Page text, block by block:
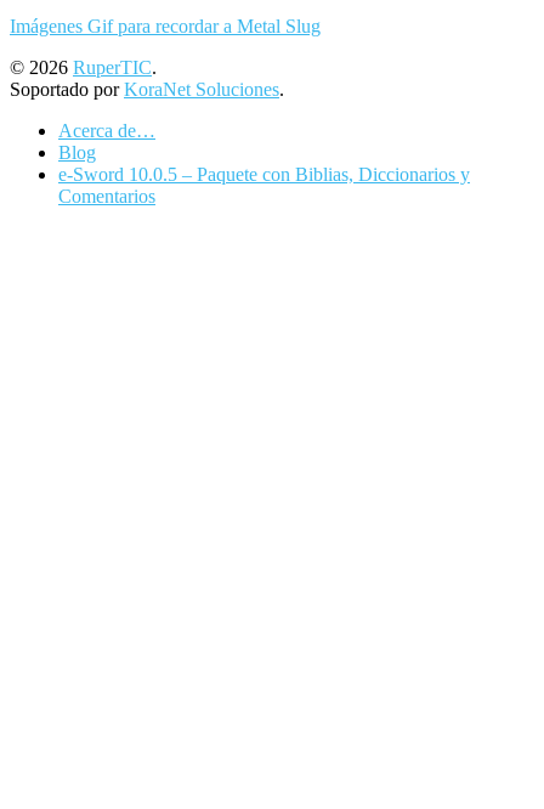
Imágenes Gif para recordar a Metal Slug
© 2026 RuperTIC.
Soportado porKoraNet Soluciones.
Acerca de…
Blog
e-Sword 10.0.5 – Paquete con Biblias, Diccionarios y
Comentarios